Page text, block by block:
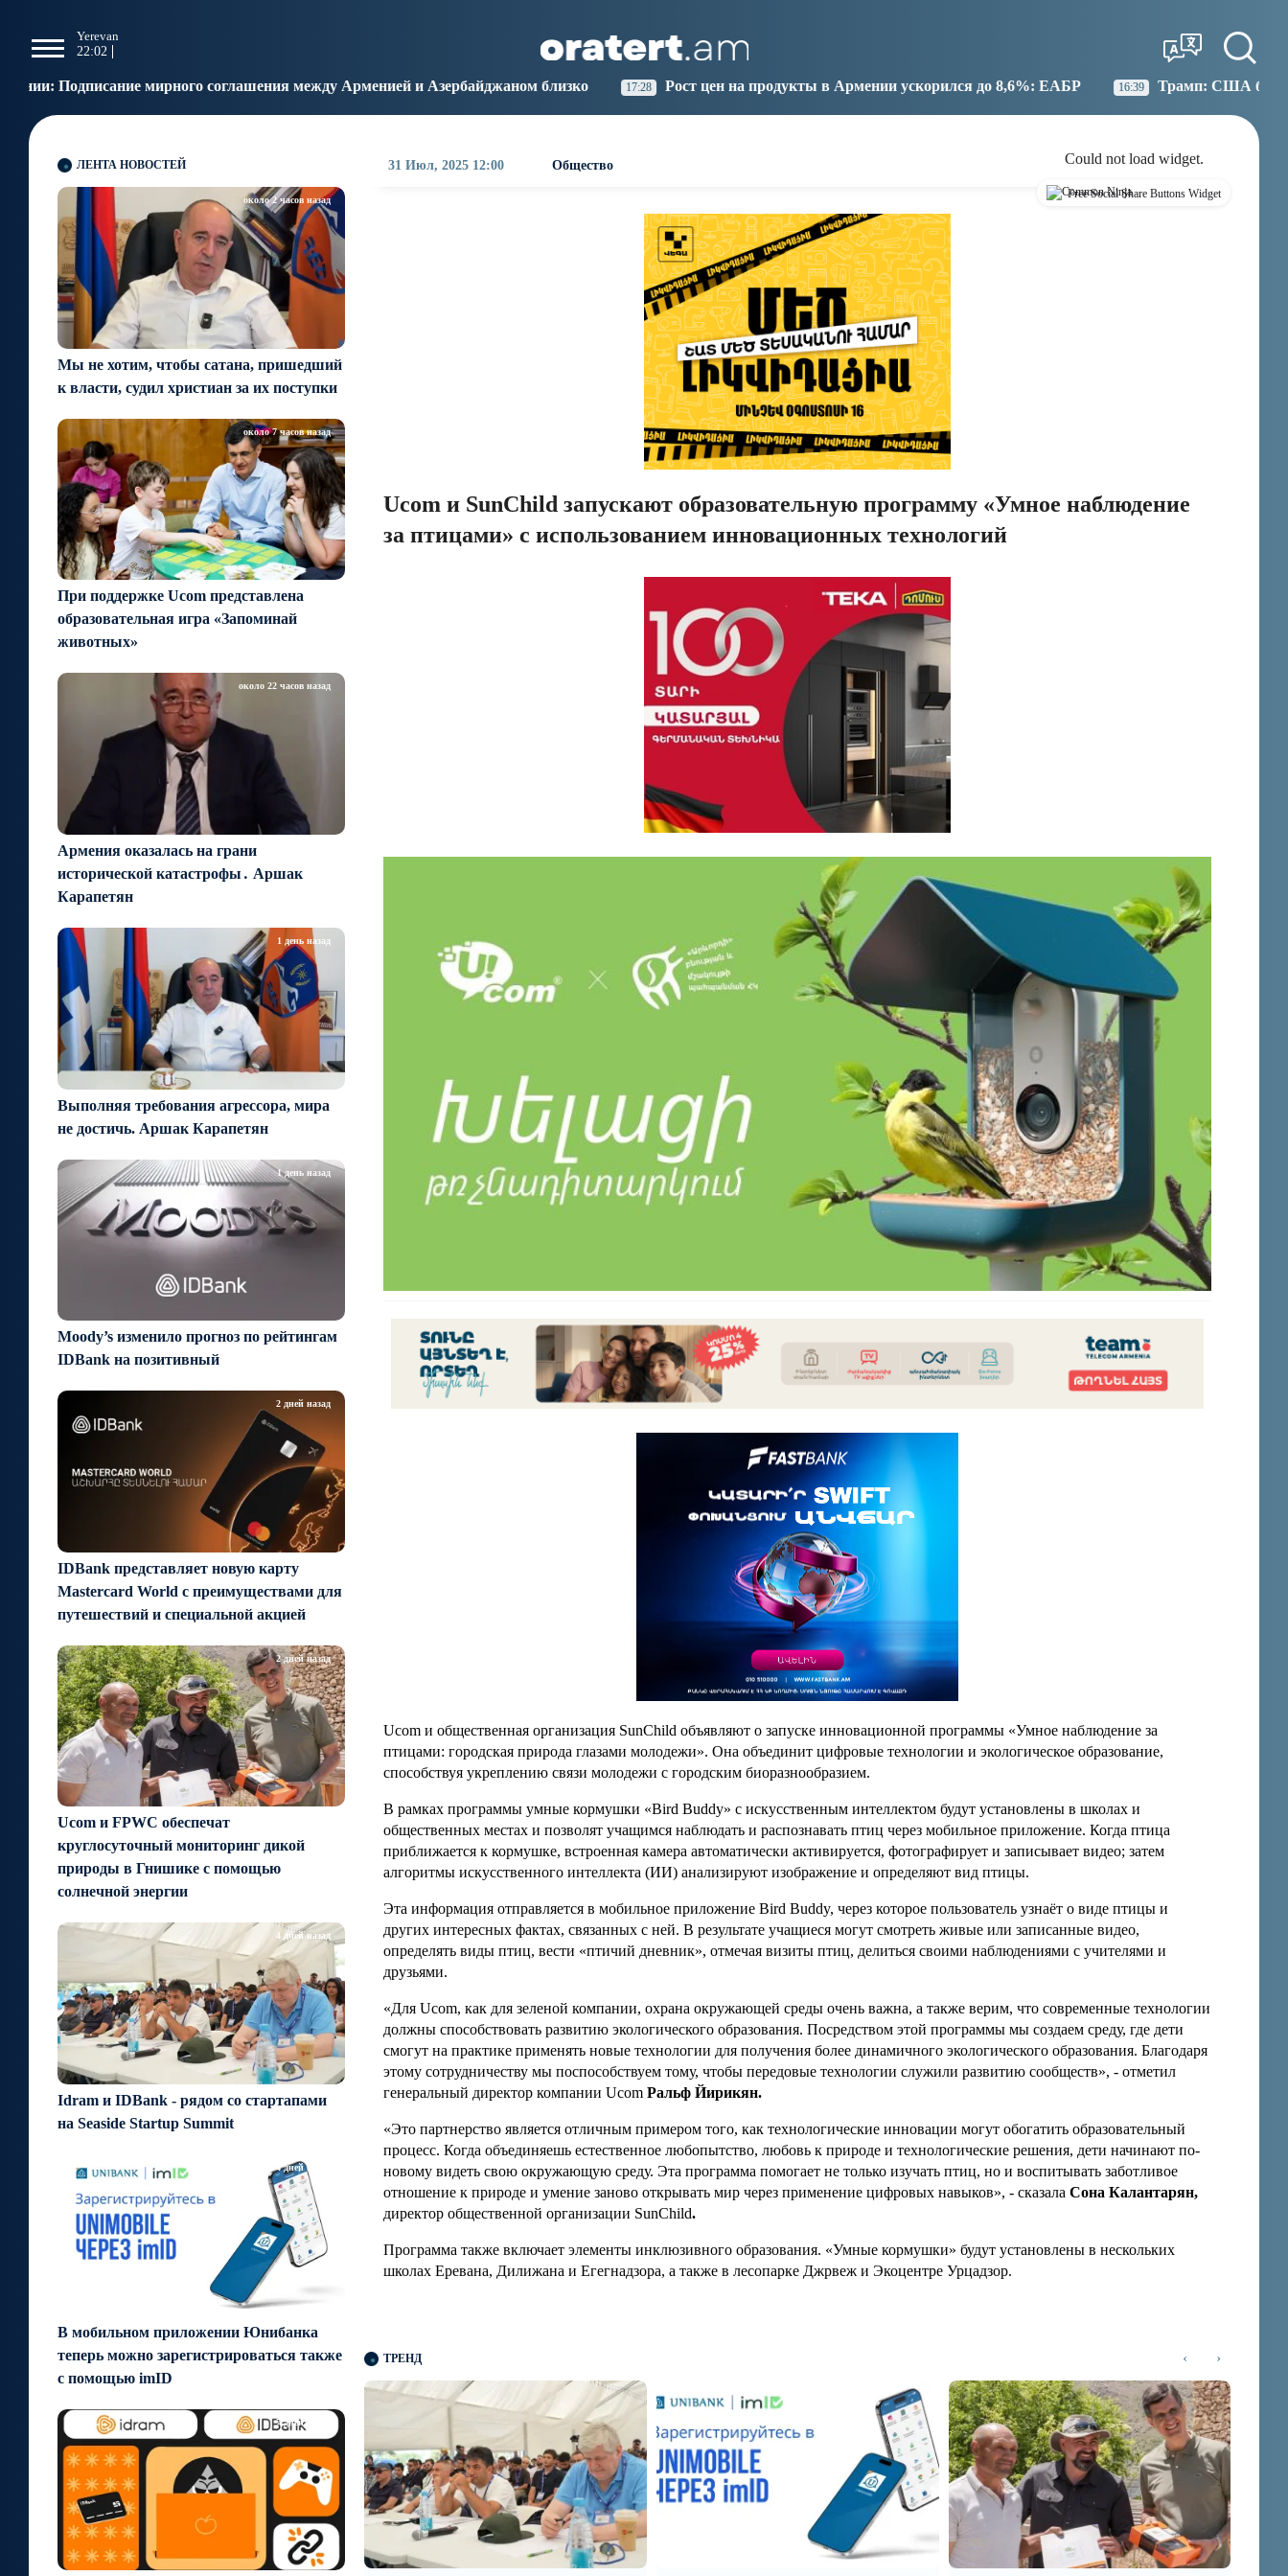
Yerevan
22:02
Los Angeles
11:02
Beijing
02:02
соглашения между Арменией и Азербайджаном близко 17:28 Рост цен на продукты в Армении ускорился до 8,6%: ЕАБР 16:39 Трамп: США больше не намерены
ЛЕНТА НОВОСТЕЙ
Мы не хотим, чтобы сатана, пришедший
к власти, судил христиан за их поступки
около 2 часов назад
При поддержке Ucom представлена
образовательная игра «Запоминай
животных»
около 7 часов назад
Армения оказалась на грани
исторической катастрофы․ Аршак
Карапетян
около 22 часов назад
Выполняя требования агрессора, мира
не достичь. Аршак Карапетян
1 день назад
Moody’s изменило прогноз по рейтингам
IDBank на позитивный
1 день назад
IDBank представляет новую карту
Mastercard World с преимуществами для
путешествий и специальной акцией
2 дней назад
Ucom и FPWC обеспечат
круглосуточный мониторинг дикой
природы в Гнишике с помощью
солнечной энергии
2 дней назад
Idram и IDBank - рядом со стартапами
на Seaside Startup Summit
4 дней назад
В мобильном приложении Юнибанка
теперь можно зарегистрироваться также
с помощью imID
4 дней назад
7 дней назад
31 Июл, 2025 12:00 Общество Could not load widget.
Free Social Share Buttons Widget
Ucom и SunChild запускают образовательную программу «Умное наблюдение
за птицами» с использованием инновационных технологий
Ucom и общественная организация SunChild объявляют о запуске инновационной программы «Умное наблюдение за
птицами: городская природа глазами молодежи». Она объединит цифровые технологии и экологическое образование,
способствуя укреплению связи молодежи с городским биоразнообразием.
В рамках программы умные кормушки «Bird Buddy» с искусственным интеллектом будут установлены в школах и
общественных местах и позволят учащимся наблюдать и распознавать птиц через мобильное приложение. Когда птица
приближается к кормушке, встроенная камера автоматически активируется, фотографирует и записывает видео; затем
алгоритмы искусственного интеллекта (ИИ) анализируют изображение и определяют вид птицы.
Эта информация отправляется в мобильное приложение Bird Buddy, через которое пользователь узнаёт о виде птицы и
других интересных фактах, связанных с ней. В результате учащиеся могут смотреть живые или записанные видео,
определять виды птиц, вести «птичий дневник», отмечая визиты птиц, делиться своими наблюдениями с учителями и
друзьями.
«Для Ucom, как для зеленой компании, охрана окружающей среды очень важна, а также верим, что современные технологии
должны способствовать развитию экологического образования. Посредством этой программы мы создаем среду, где дети
смогут на практике применять новые технологии для получения более динамичного экологического образования. Благодаря
этому сотрудничеству мы поспособствуем тому, чтобы передовые технологии служили развитию сообществ», - отметил
генеральный директор компании Ucom Ральф Йирикян.
«Это партнерство является отличным примером того, как технологические инновации могут обогатить образовательный
процесс. Когда объединяешь естественное любопытство, любовь к природе и технологические решения, дети начинают по-
новому видеть свою окружающую среду. Эта программа помогает не только изучать птиц, но и воспитывать заботливое
отношение к природе и умение заново открывать мир через применение цифровых навыков», - сказала Сона Калантарян,
директор общественной организации SunChild.
Программа также включает элементы инклюзивного образования. «Умные кормушки» будут установлены в нескольких
школах Еревана, Дилижана и Егегнадзора, а также в лесопарке Джрвеж и Экоцентре Урцадзор.
ТРЕНД ‹ ›